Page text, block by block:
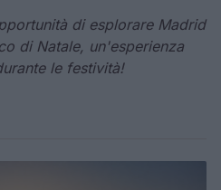
di esplorare Madrid
di Natale, un'esperienza
le festività!